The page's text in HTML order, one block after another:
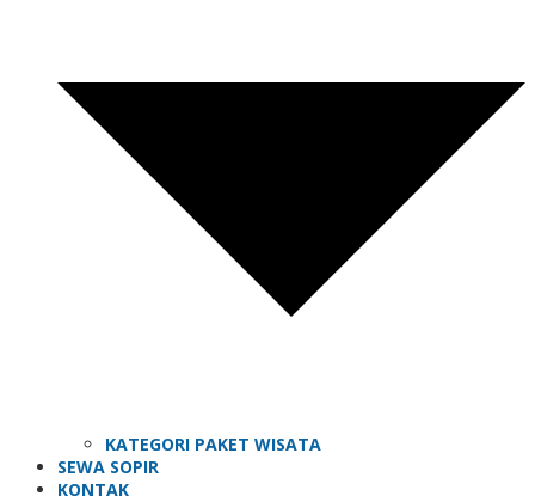
KATEGORI PAKET WISATA
SEWA SOPIR
KONTAK